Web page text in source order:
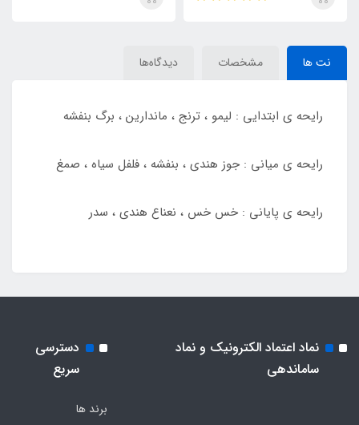
نت ها مشخصات دیدگاه‌ها
رایحه ی ابتدایی : لیمو ، ترنج ، ماندارین ، برگ بنفشه
رایحه ی میانی : جوز هندی ، بنفشه ، فلفل سیاه ، صمغ
رایحه ی پایانی : خس خس ، نعناع هندی ، سدر
نماد اعتماد الکترونیک و نماد
ساماندهی
دسترسی
سریع
برند ها